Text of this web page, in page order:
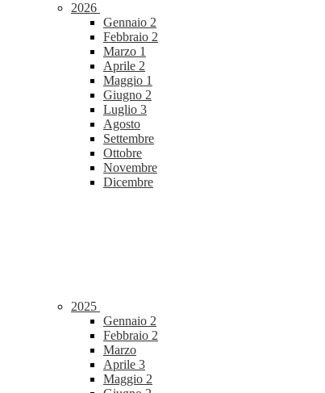
2026
Gennaio 2
Febbraio 2
Marzo 1
Aprile 2
Maggio 1
Giugno 2
Luglio 3
Agosto
Settembre
Ottobre
Novembre
Dicembre
2025
Gennaio 2
Febbraio 2
Marzo
Aprile 3
Maggio 2